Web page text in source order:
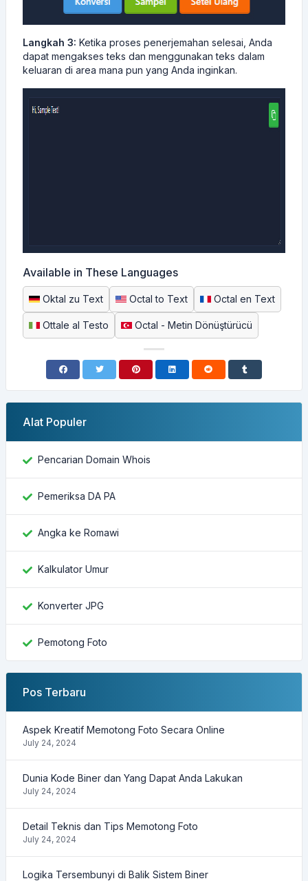
Langkah 3: Ketika proses penerjemahan selesai, Anda
dapat mengakses teks dan menggunakan teks dalam
keluaran di area mana pun yang Anda inginkan.
Available in These Languages
Oktal zu Text Octal to Text Octal en Text
Ottale al Testo Octal - Metin Dönüştürücü
Alat Populer
Pencarian Domain Whois
Pemeriksa DA PA
Angka ke Romawi
Kalkulator Umur
Konverter JPG
Pemotong Foto
Pos Terbaru
Aspek Kreatif Memotong Foto Secara Online
July 24, 2024
Dunia Kode Biner dan Yang Dapat Anda Lakukan
July 24, 2024
Detail Teknis dan Tips Memotong Foto
July 24, 2024
Logika Tersembunyi di Balik Sistem Biner